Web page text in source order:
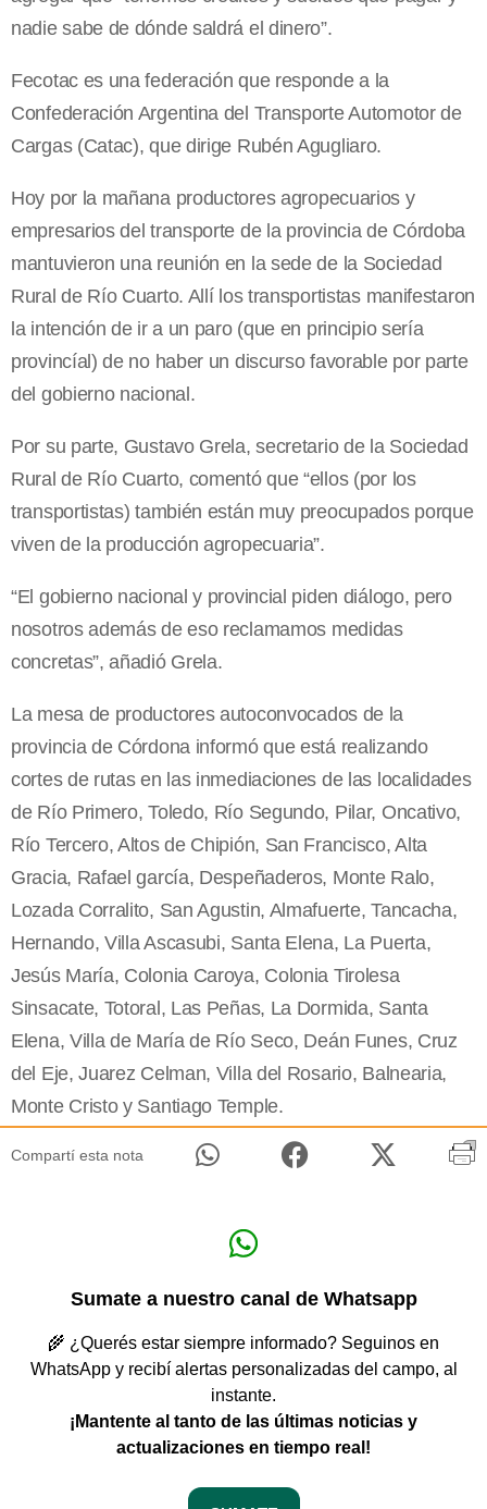
nadie sabe de dónde saldrá el dinero”.
Fecotac es una federación que responde a la
Confederación Argentina del Transporte Automotor de
Cargas (Catac), que dirige Rubén Agugliaro.
Hoy por la mañana productores agropecuarios y
empresarios del transporte de la provincia de Córdoba
mantuvieron una reunión en la sede de la Sociedad
Rural de Río Cuarto. Allí los transportistas manifestaron
la intención de ir a un paro (que en principio sería
provincíal) de no haber un discurso favorable por parte
del gobierno nacional.
Por su parte, Gustavo Grela, secretario de la Sociedad
Rural de Río Cuarto, comentó que “ellos (por los
transportistas) también están muy preocupados porque
viven de la producción agropecuaria”.
“El gobierno nacional y provincial piden diálogo, pero
nosotros además de eso reclamamos medidas
concretas”, añadió Grela.
La mesa de productores autoconvocados de la
provincia de Córdona informó que está realizando
cortes de rutas en las inmediaciones de las localidades
de Río Primero, Toledo, Río Segundo, Pilar, Oncativo,
Río Tercero, Altos de Chipión, San Francisco, Alta
Gracia, Rafael garcía, Despeñaderos, Monte Ralo,
Lozada Corralito, San Agustin, Almafuerte, Tancacha,
Hernando, Villa Ascasubi, Santa Elena, La Puerta,
Jesús María, Colonia Caroya, Colonia Tirolesa
Sinsacate, Totoral, Las Peñas, La Dormida, Santa
Elena, Villa de María de Río Seco, Deán Funes, Cruz
del Eje, Juarez Celman, Villa del Rosario, Balnearia,
Monte Cristo y Santiago Temple.
Compartí esta nota
Sumate a nuestro canal de Whatsapp
🌾 ¿Querés estar siempre informado? Seguinos en
WhatsApp y recibí alertas personalizadas del campo, al
instante.
¡Mantente al tanto de las últimas noticias y
actualizaciones en tiempo real!